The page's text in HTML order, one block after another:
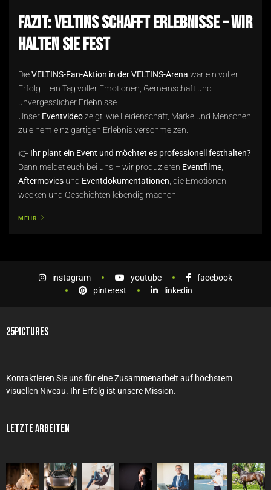
Fazit: VELTINS schafft Erlebnisse – wir
halten sie fest
DieVELTINS-Fan-Aktion in der VELTINS-Arena war ein voller
Erfolg – ein Tag voller Emotionen, Gemeinschaft und
unvergesslicher Erlebnisse.
Unser Eventvideozeigt, wie Leidenschaft, Marke und Menschen
zu einem einzigartigen Erlebnis verschmelzen.
👉 Ihr plant ein Event und möchtet es professionell festhalten?
Dann meldet euch bei uns – wir produzieren Eventfilme
Aftermovies und Eventdokumentationen , die Emotionen
wecken und Geschichten lebendig machen.
MEHR
instagram youtube
facebook
pinterest
linkedin
25PICTURES
Kontaktieren Sie uns für eine Zusammenarbeit auf höchstem
visuellen Niveau. Ihr Erfolg ist unsere Mission.
Letzte Arbeiten